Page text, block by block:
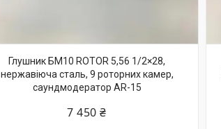
Глушник БМ10 ROTOR 5,56 1/2×28,
нержавіюча сталь, 9 роторних камер,
саундмодератор AR-15
7 450 ₴